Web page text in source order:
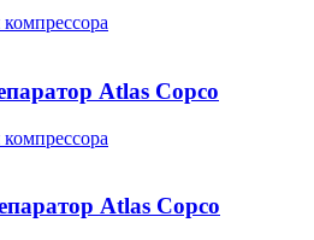
Atlas Copco
Atlas Copco